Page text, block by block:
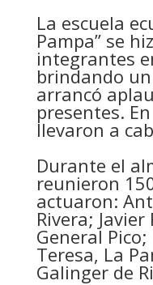
La escuela
Pampa” se
integrantes
brindando
arrancó
presentes.
llevaron a
Durante el
reunieron
actuaron:
Rivera; Javier
General
Teresa, La
Galinger de